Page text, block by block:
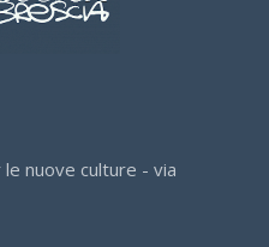
nuove culture - via